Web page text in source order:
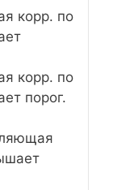
корр. по
корр. по
порог.